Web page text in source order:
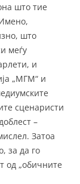
што тие
што
меѓу
и
„МГМ“ и
сценаристи
–
Затоа
за да го
од „обичните